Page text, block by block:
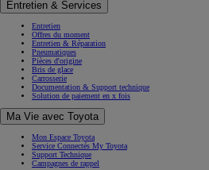
Entretien & Services
Entretien
Offres du moment
Entretien & Réparation
Pneumatiques
Pièces d'origine
Bris de glace
Carrosserie
Documentation & Support technique
Solution de paiement en x fois
Ma Vie avec Toyota
Mon Espace Toyota
Service Connectés My Toyota
Support Technique
Campagnes de rappel